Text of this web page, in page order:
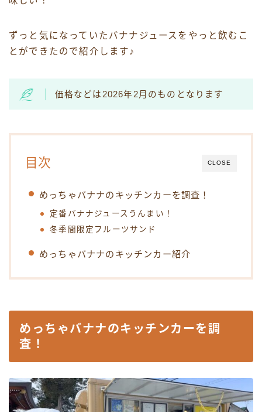
ずっと気になっていたバナナジュースをやっと飲むこ
とができたので紹介します♪
価格などは2026年2月のものとなります
CLOSE
目次
めっちゃバナナのキッチンカーを調査！
定番バナナジュースうんまい！
冬季間限定フルーツサンド
めっちゃバナナのキッチンカー紹介
めっちゃバナナのキッチンカーを調
査！